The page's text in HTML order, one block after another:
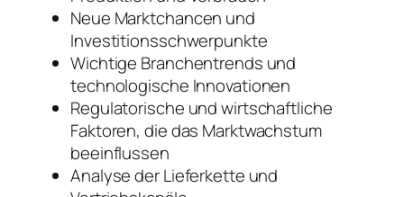
Neue Marktchancen und
Investitionsschwerpunkte
Wichtige Branchentrends und
technologische Innovationen
Regulatorische und wirtschaftliche
Faktoren, die das Marktwachstum
beeinflussen
Analyse der Lieferkette und